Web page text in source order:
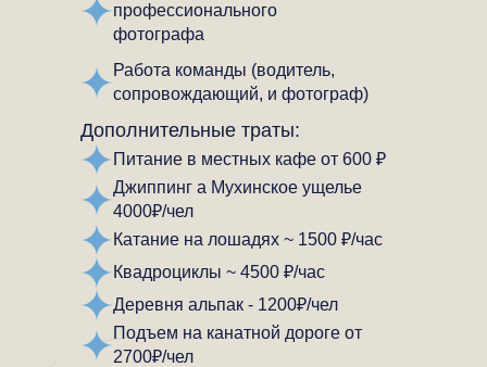
профессионального
фотографа
Работа команды (водитель,
сопровождающий, и фотограф)
Дополнительные траты:
Питание в местных кафе от 600 ₽
Джиппинг а Мухинское ущелье
4000₽/чел
Катание на лошадях ~ 1500 ₽/час
Квадроциклы ~ 4500 ₽/час
Деревня альпак - 1200₽/чел
Подъем на канатной дороге от
2700₽/чел